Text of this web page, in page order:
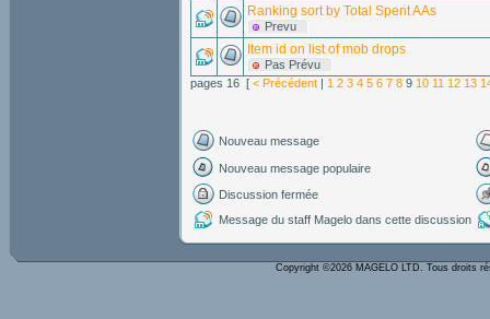
Ranking sort by Total Spent AAs
Prevu
Item id on list of mob drops
Pas Prévu
pages 16 [ < Précédent | 1 2 3 4 5 6 7 8 9 10 11 12 13
Nouveau message
Nouveau message populaire
Discussion fermée
Message du staff Magelo dans cette discussion
Copyright ©2026 MAGELO LTD. Tous droits